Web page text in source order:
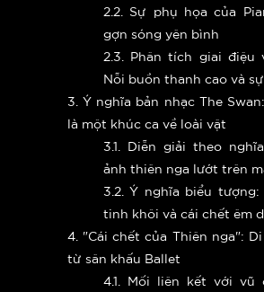
2.2. Sự phụ họa của
gợn sóng yên bình
2.3. Phân tích giai điệu
Nỗi buồn thanh cao và
3. Ý nghĩa bản nhạc The
là một khúc ca về loài vật
3.1. Diễn giải theo
ảnh thiên nga lướt trên
3.2. Ý nghĩa biểu tượng:
tinh khôi và cái chết êm
4. "Cái chết của Thiên nga":
từ sân khấu Ballet
4.1. Mối liên kết với vũ